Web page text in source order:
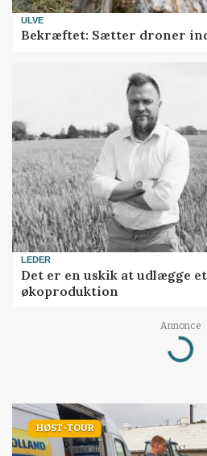
ULVE
Bekræftet: Sætter droner
LEDER
Det er en uskik at udlægge
økoproduktion
Annonce
Loading...
HØST-TOUR